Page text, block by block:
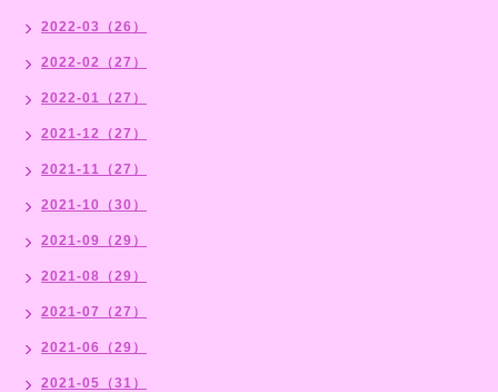
2022-03（26）
2022-02（27）
2022-01（27）
2021-12（27）
2021-11（27）
2021-10（30）
2021-09（29）
2021-08（29）
2021-07（27）
2021-06（29）
2021-05（31）